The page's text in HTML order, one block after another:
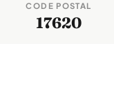
CODE POSTAL
17620